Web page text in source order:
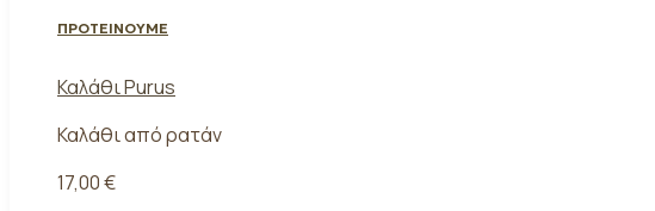
ΠΡΟΤΕΙΝΟΥΜΕ
Καλάθι Purus
Καλάθι από ρατάν
17,00 €